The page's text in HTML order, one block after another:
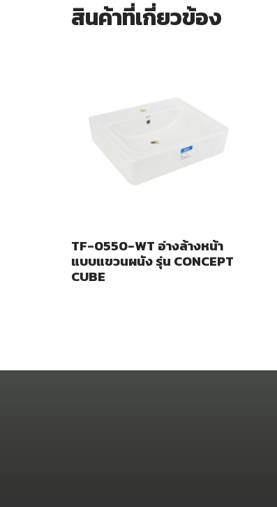
สินค้าที่เกี่ยวข้อง
TF-0550-WT อ่างล้างหน้า
แบบแขวนผนัง รุ่น CONCEPT
CUBE